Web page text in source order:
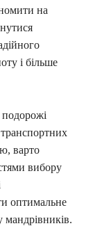
на
і більше
подорожі
варто
вибору
оптимальне
мандрівників.